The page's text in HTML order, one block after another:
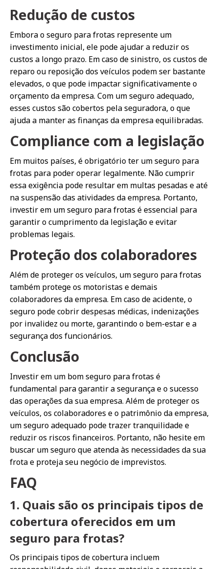
Redução de custos
Embora o seguro para frotas represente um
investimento inicial, ele pode ajudar a reduzir os
custos a longo prazo. Em caso de sinistro, os custos de
reparo ou reposição dos veículos podem ser bastante
elevados, o que pode impactar significativamente o
orçamento da empresa. Com um seguro adequado,
esses custos são cobertos pela seguradora, o que
ajuda a manter as finanças da empresa equilibradas.
Compliance com a legislação
Em muitos países, é obrigatório ter um seguro para
frotas para poder operar legalmente. Não cumprir
essa exigência pode resultar em multas pesadas e até
na suspensão das atividades da empresa. Portanto,
investir em um seguro para frotas é essencial para
garantir o cumprimento da legislação e evitar
problemas legais.
Proteção dos colaboradores
Além de proteger os veículos, um seguro para frotas
também protege os motoristas e demais
colaboradores da empresa. Em caso de acidente, o
seguro pode cobrir despesas médicas, indenizações
por invalidez ou morte, garantindo o bem-estar e a
segurança dos funcionários.
Conclusão
Investir em um bom seguro para frotas é
fundamental para garantir a segurança e o sucesso
das operações da sua empresa. Além de proteger os
veículos, os colaboradores e o patrimônio da empresa,
um seguro adequado pode trazer tranquilidade e
reduzir os riscos financeiros. Portanto, não hesite em
buscar um seguro que atenda às necessidades da sua
frota e proteja seu negócio de imprevistos.
FAQ
1. Quais são os principais tipos de
cobertura oferecidos em um
seguro para frotas?
Os principais tipos de cobertura incluem